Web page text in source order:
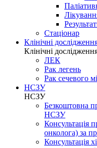
Стаціонар
Клінічні
Клінічні
ЛЕК
Рак легень
Рак сечевого
НСЗУ
НСЗУ
Безкоштовна
НСЗУ
Консультація
онколога) за
Консультація